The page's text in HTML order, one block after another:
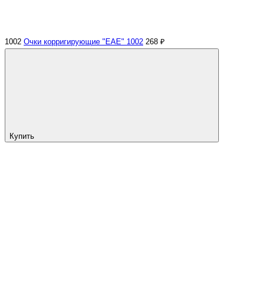
1002 Очки корригирующие "EAE" 1002 268 ₽
Купить